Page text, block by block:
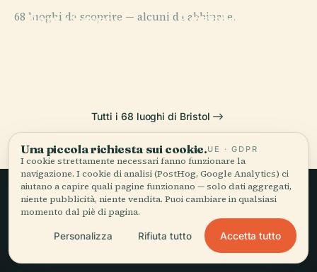
68 luoghi da scoprire — alcuni da abbinare.
Ponte Sospeso
Cattedrale di
PLACE
Bristol
Tutti i 68 luoghi di Bristol
Viaggio lento,
raccontato bene.
Una piccola richiesta sui cookie.UE · GDPR
I cookie strettamente necessari fanno funzionare la
navigazione. I cookie di analisi (PostHog, Google Analytics) ci
aiutano a capire quali pagine funzionano — solo dati aggregati,
niente pubblicità, niente vendita. Puoi cambiare in qualsiasi
momento dal piè di pagina.
Personalizza Rifiuta tutto Accetta tutto